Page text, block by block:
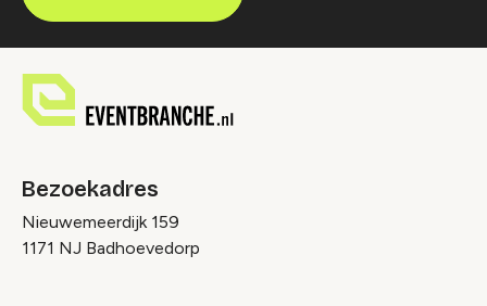
Bezoekadres
Nieuwemeerdijk 159
1171 NJ Badhoevedorp